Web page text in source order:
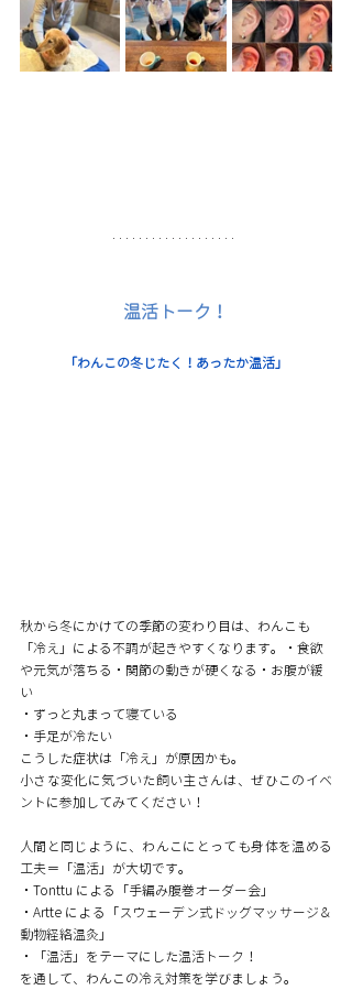
温活トーク！
「わんこの冬じたく！あったか温活」
秋から冬にかけての季節の変わり目は、わんこも
「冷え」による不調が起きやすくなります。・食欲
や元気が落ちる・関節の動きが硬くなる・お腹が緩
い
・ずっと丸まって寝ている
・手足が冷たい
こうした症状は「冷え」が原因かも。
小さな変化に気づいた飼い主さんは、ぜひこのイベ
ントに参加してみてください！
人間と同じように、わんこにとっても身体を温める
工夫＝「温活」が大切です。
・Tonttu による「手編み腹巻オーダー会」
・Artte による「スウェーデン式ドッグマッサージ＆
動物経絡温灸」
・「温活」をテーマにした温活トーク！
を通して、わんこの冷え対策を学びましょう。